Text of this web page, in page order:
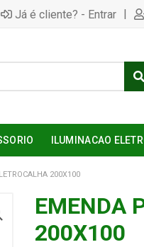
Já é cliente? - Entrar |
ILUMINACAO
200X100
EMENDA
200X100